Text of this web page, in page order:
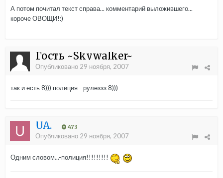
А потом почитал текст справа... комментарий выложившего...
короче ОВОЩИ!:)
Гость ~Skywalker~
Опубликовано 29 ноября, 2007
так и есть 8))) полиция - рулеззз 8)))
UA. 473
Опубликовано 29 ноября, 2007
Одним словом...-полиция!!!!!!!!!